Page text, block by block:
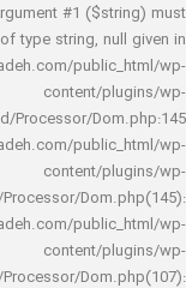
Argument #1
be of type string,
decokadeh.com/
Frontend/Processor/
decokadeh.com/
Frontend/Processor/
decokadeh.com/
Frontend/Processor/